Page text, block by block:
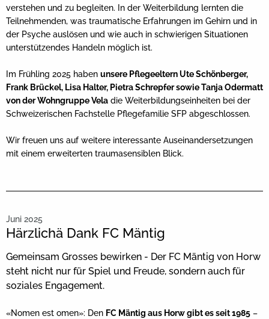
verstehen und zu begleiten. In der Weiterbildung lernten die
Teilnehmenden, was traumatische Erfahrungen im Gehirn und in
der Psyche auslösen und wie auch in schwierigen Situationen
unterstützendes Handeln möglich ist.
Im Frühling 2025 haben unsere Pflegeeltern Ute Schönberger,
Frank Brückel, Lisa Halter, Pietra Schrepfer sowie Tanja Odermatt
von der Wohngruppe Vela die Weiterbildungseinheiten bei der
Schweizerischen Fachstelle Pflegefamilie SFP abgeschlossen.
Wir freuen uns auf weitere interessante Auseinandersetzungen
mit einem erweiterten traumasensiblen Blick.
Juni 2025
Härzlichä Dank FC Mäntig
Gemeinsam Grosses bewirken - Der FC Mäntig von Horw
steht nicht nur für Spiel und Freude, sondern auch für
soziales Engagement.
«Nomen est omen»: Den FC Mäntig aus Horw gibt es seit 1985 –